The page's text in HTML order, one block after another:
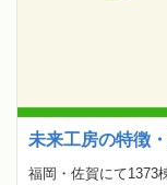
未来工房の特徴
福岡・佐賀にて1373